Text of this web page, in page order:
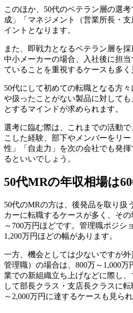
このほか、50代のベテラン層の選
成」「マネジメント（営業所長・
イントとなります。
また、即戦力となるベテラン層を
中小メーカーの場合、入社後に担
ていることを重視するケースも多く
50代にして初めての転職となる方
や扱ったことがない製品に対して
とするマインドが求められます。
選考に臨む際は、これまでの活動
こした経験、部下やメンバーをリ
性」「自走力」を次の会社でも発
るといいでしょう。
50代MRの年収相場は
50代のMRの方は、後発品を取り扱
カーに転職するケースが多く、そ
～700万円ほどです。管理職ポジシ
1,200万円ほどの幅があります。
一方、機会としては少ないですが
管理職）の場合は、800万～1,000
業での新組織立ち上げなどに際し
して部長クラス・支店長クラスに
～2,000万円に達するケースも見られ